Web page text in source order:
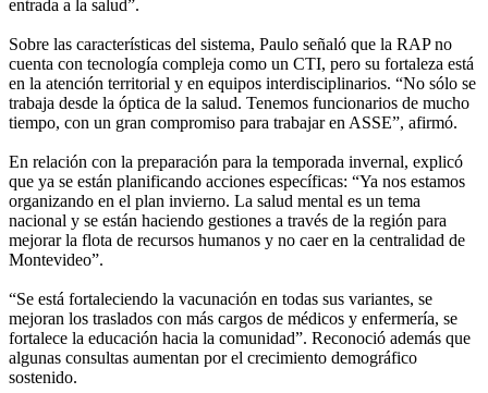
entrada a la salud”.
Sobre las características del sistema, Paulo señaló que la RAP no
cuenta con tecnología compleja como un CTI, pero su fortaleza está
en la atención territorial y en equipos interdisciplinarios. “No sólo se
trabaja desde la óptica de la salud. Tenemos funcionarios de mucho
tiempo, con un gran compromiso para trabajar en ASSE”, afirmó.
En relación con la preparación para la temporada invernal, explicó
que ya se están planificando acciones específicas: “Ya nos estamos
organizando en el plan invierno. La salud mental es un tema
nacional y se están haciendo gestiones a través de la región para
mejorar la flota de recursos humanos y no caer en la centralidad de
Montevideo”.
“Se está fortaleciendo la vacunación en todas sus variantes, se
mejoran los traslados con más cargos de médicos y enfermería, se
fortalece la educación hacia la comunidad”. Reconoció además que
algunas consultas aumentan por el crecimiento demográfico
sostenido.